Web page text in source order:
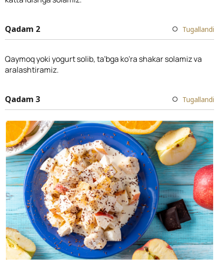
Qadam 2 Tugallandi
Qaymoq yoki yogurt solib, ta'bga ko'ra shakar solamiz va
aralashtiramiz.
Qadam 3 Tugallandi